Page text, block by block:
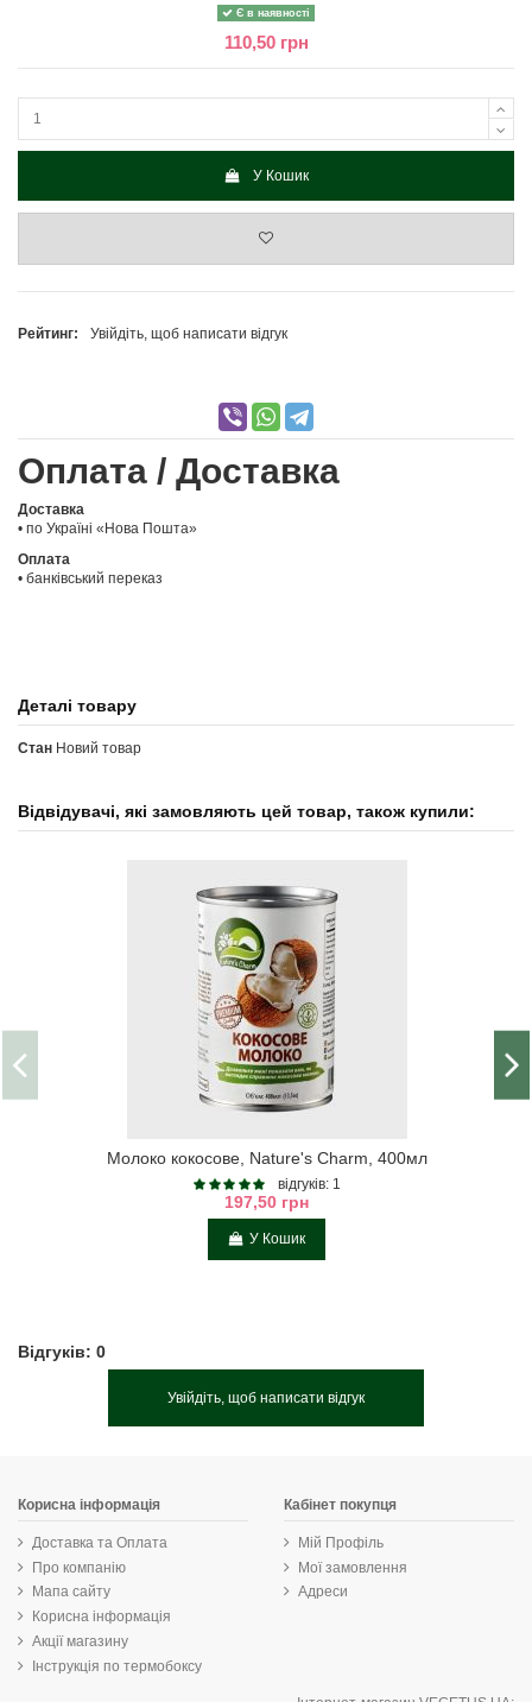
Є в наявності
110,50 грн
У Кошик
Рейтинг: Увійдіть, щоб написати відгук
Оплата / Доставка
Доставка
• по Україні «Нова Пошта»
Оплата
• банківський переказ
Деталі товару
Стан Новий товар
Відвідувачі, які замовляють цей товар, також купили:
Молоко кокосове, Nature's Charm, 400мл
відгуків: 1
197,50 грн
У Кошик
Відгуків: 0
Увійдіть, щоб написати відгук
Корисна інформація
Доставка та Оплата
Про компанію
Мапа сайту
Корисна інформація
Акції магазину
Інструкція по термобоксу
Кабінет покупця
Мій Профіль
Мої замовлення
Адреси